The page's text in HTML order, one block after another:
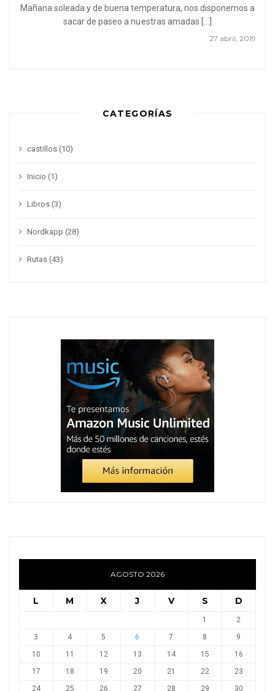
27 abril, 2019
Mañana soleada y de buena temperatura, nos disponemos a
sacar de paseo a nuestras amadas […]
CATEGORÍAS
castillos (10)
Inicio (1)
Libros (3)
Nordkapp (28)
Rutas (43)
AGOSTO 2026
L M X J V S D
1
2
3
4 5 6 7 8
9
10
11 12 13 14 15
16
17
18 19 20 21 22
23
24
25 26 27 28 29 30